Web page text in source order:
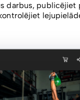
darbus, publicējiet